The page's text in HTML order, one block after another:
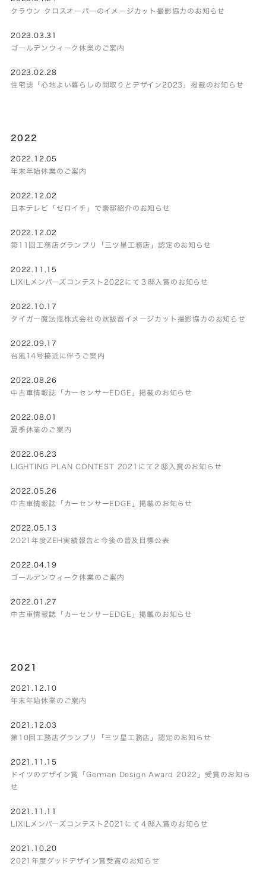
クラウン クロスオーバーのイメージカット撮影協力のお知らせ
2023.03.31
ゴールデンウィーク休業のご案内
2023.02.28
住宅誌「心地よい暮らしの間取りとデザイン2023」掲載のお知らせ
2022
2022.12.05
年末年始休業のご案内
2022.12.02
日本テレビ「ゼロイチ」で豪邸紹介のお知らせ
2022.12.02
第11回工務店グランプリ「三ツ星工務店」認定のお知らせ
2022.11.15
LIXILメンバーズコンテスト2022にて３邸入賞のお知らせ
2022.10.17
タイガー魔法瓶株式会社の炊飯器イメージカット撮影協力のお知らせ
2022.09.17
台風14号接近に伴うご案内
2022.08.26
中古車情報誌「カーセンサーEDGE」掲載のお知らせ
2022.08.01
夏季休業のご案内
2022.06.23
LIGHTING PLAN CONTEST 2021にて２邸入賞のお知らせ
2022.05.26
中古車情報誌「カーセンサーEDGE」掲載のお知らせ
2022.05.13
2021年度ZEH実績報告と今後の普及目標公表
2022.04.19
ゴールデンウィーク休業のご案内
2022.01.27
中古車情報誌「カーセンサーEDGE」掲載のお知らせ
2021
2021.12.10
年末年始休業のご案内
2021.12.03
第10回工務店グランプリ「三ツ星工務店」認定のお知らせ
2021.11.15
ドイツのデザイン賞「German Design Award 2022」受賞のお知ら
せ
2021.11.11
LIXILメンバーズコンテスト2021にて４邸入賞のお知らせ
2021.10.20
2021年度グッドデザイン賞受賞のお知らせ